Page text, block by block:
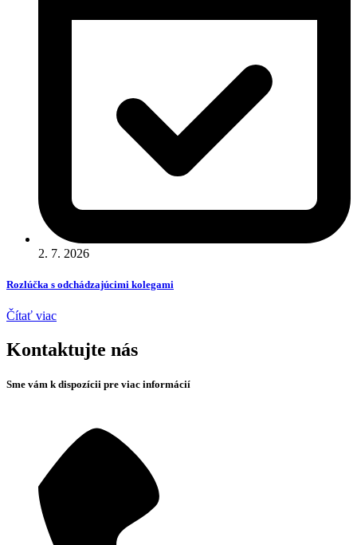
2. 7. 2026
Rozlúčka s odchádzajúcimi kolegami
Čítať viac
Kontaktujte nás
Sme vám k dispozícii pre viac informácií